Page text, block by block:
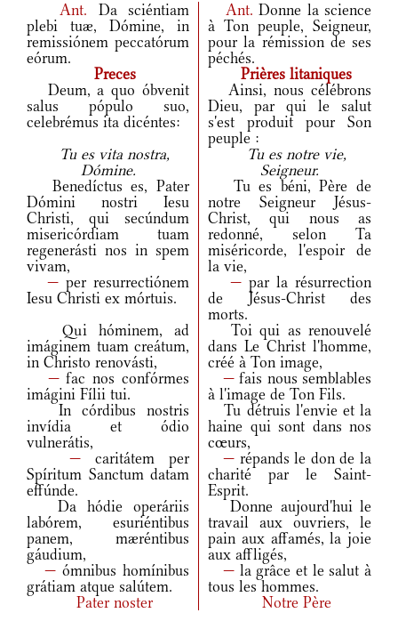
Ant. Da sciéntiam
plebi tuæ, Dómine, in
remissiónem peccatórum
eórum.
Ant. Donne la science
à Ton peuple, Seigneur,
pour la rémission de ses
péchés.
Preces
Prières litaniques
Deum, a quo óbvenit
salus pópulo suo,
celebrémus ita dicéntes:
Ainsi, nous célébrons
Dieu, par qui le salut
s'est produit pour Son
peuple :
Tu es vita nostra,
Dómine.
Tu es notre vie,
Seigneur.
Benedíctus es, Pater
Dómini nostri Iesu
Christi, qui secúndum
misericórdiam tuam
regenerásti nos in spem
vivam,
Tu es béni, Père de
notre Seigneur Jésus-
Christ, qui nous as
redonné, selon Ta
miséricorde, l'espoir de
la vie,
— per resurrectiónem
Iesu Christi ex mórtuis.
—par la résurrection
de Jésus-Christ des
morts.
Qui hóminem, ad
imáginem tuam creátum,
in Christo renovásti,
Toi qui as renouvelé
dans Le Christ l'homme,
créé à Ton image,
—fac nos confórmes
imágini Fílii tui.
—fais nous semblables
à l'image de Ton Fils.
In córdibus nostris
invídia et ódio
vulnerátis,
Tu détruis l'envie et la
haine qui sont dans nos
cœurs,
— caritátem per
Spíritum Sanctum datam
effúnde.
—répands le don de la
charité par le Saint-
Esprit.
Da hódie operáriis
labórem, esuriéntibus
panem, mæréntibus
gáudium,
Donne aujourd'hui le
travail aux ouvriers, le
pain aux affamés, la joie
aux affligés,
— ómnibus homínibus
grátiam atque salútem.
— la grâce et le salut à
tous les hommes.
Pater noster
Notre Père